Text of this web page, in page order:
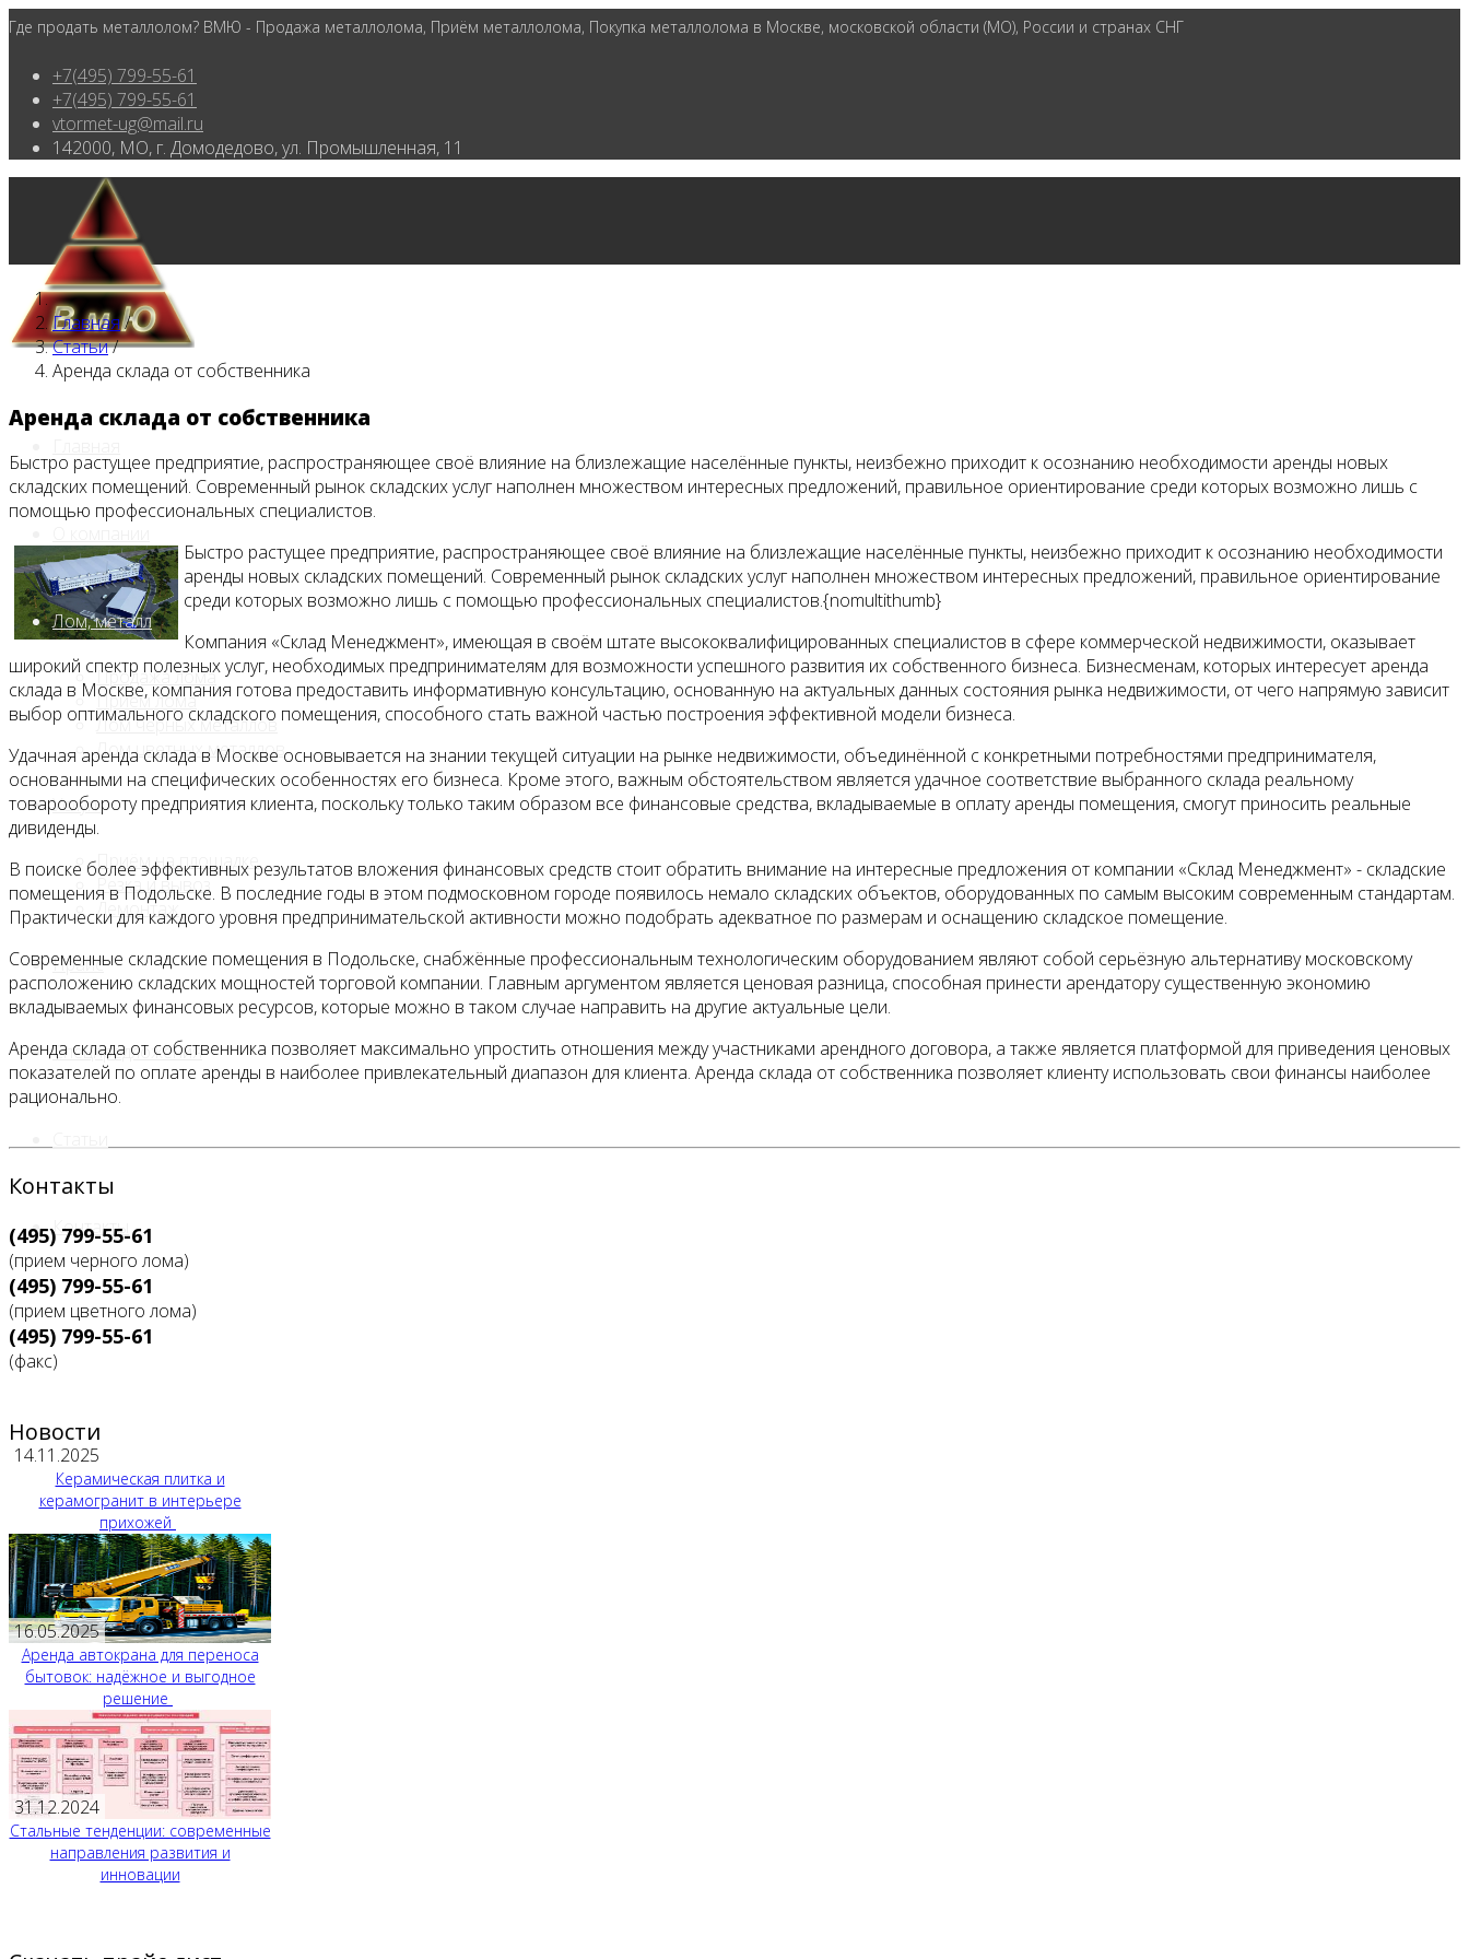
Где продать металлолом? ВМЮ - Продажа металлолома, Приём металлолома, Покупка металлолома в Москве, московской области (МО), России и странах СНГ
+7(495) 799-55-61
+7(495) 799-55-61
vtormet-ug@mail.ru
142000, МО, г. Домодедово, ул. Промышленная, 11
Лом, металл
Продажа лома
Прием лома
Лом чёрных металлов
Лом цветных металлов
Услуги
Приём на площадке
Резка и вывоз
Демонтаж
Прайс
Спецпредложения
Контакты
Главная/
Статьи/
Аренда склада от собственника
Аренда склада от собственника
Быстро растущее предприятие, распространяющее своё влияние на близлежащие населённые пункты, неизбежно приходит к осознанию необходимости аренды новых
складских помещений. Современный рынок складских услуг наполнен множеством интересных предложений, правильное ориентирование среди которых возможно лишь с
помощью профессиональных специалистов.
Быстро растущее предприятие, распространяющее своё влияние на близлежащие населённые пункты, неизбежно приходит к осознанию необходимости
аренды новых складских помещений. Современный рынок складских услуг наполнен множеством интересных предложений, правильное ориентирование
среди которых возможно лишь с помощью профессиональных специалистов.{nomultithumb}
Компания «Склад Менеджмент», имеющая в своём штате высококвалифицированных специалистов в сфере коммерческой недвижимости, оказывает
широкий спектр полезных услуг, необходимых предпринимателям для возможности успешного развития их собственного бизнеса. Бизнесменам, которых интересует аренда
склада в Москве, компания готова предоставить информативную консультацию, основанную на актуальных данных состояния рынка недвижимости, от чего напрямую зависит
выбор оптимального складского помещения, способного стать важной частью построения эффективной модели бизнеса.
Удачная аренда склада в Москве основывается на знании текущей ситуации на рынке недвижимости, объединённой с конкретными потребностями предпринимателя,
основанными на специфических особенностях его бизнеса. Кроме этого, важным обстоятельством является удачное соответствие выбранного склада реальному
товарообороту предприятия клиента, поскольку только таким образом все финансовые средства, вкладываемые в оплату аренды помещения, смогут приносить реальные
дивиденды.
В поиске более эффективных результатов вложения финансовых средств стоит обратить внимание на интересные предложения от компании «Склад Менеджмент» - складские
помещения в Подольске. В последние годы в этом подмосковном городе появилось немало складских объектов, оборудованных по самым высоким современным стандартам.
Практически для каждого уровня предпринимательской активности можно подобрать адекватное по размерам и оснащению складское помещение.
Современные складские помещения в Подольске, снабжённые профессиональным технологическим оборудованием являют собой серьёзную альтернативу московскому
расположению складских мощностей торговой компании. Главным аргументом является ценовая разница, способная принести арендатору существенную экономию
вкладываемых финансовых ресурсов, которые можно в таком случае направить на другие актуальные цели.
Аренда склада от собственника позволяет максимально упростить отношения между участниками арендного договора, а также является платформой для приведения ценовых
показателей по оплате аренды в наиболее привлекательный диапазон для клиента. Аренда склада от собственника позволяет клиенту использовать свои финансы наиболее
рационально.
Контакты
(495) 799-55-61
(прием черного лома)
(495) 799-55-61
(прием цветного лома)
(495) 799-55-61
(факс)
Новости
14.11.2025
Керамическая плитка и
керамогранит в интерьере
прихожей
16.05.2025
Аренда автокрана для переноса
бытовок: надёжное и выгодное
решение
31.12.2024
Стальные тенденции: современные
направления развития и
инновации